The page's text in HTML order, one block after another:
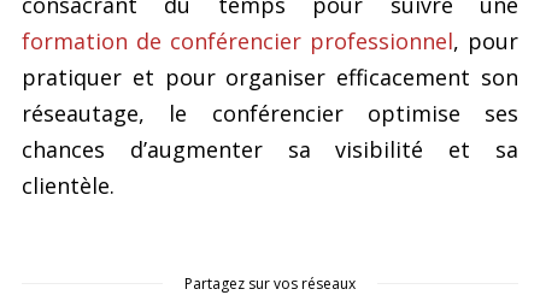
formation de conférencier professionnel, pour
pratiquer et pour organiser efficacement son
réseautage, le conférencier optimise ses
chances d’augmenter sa visibilité et sa
clientèle.
Partagez sur vos réseaux